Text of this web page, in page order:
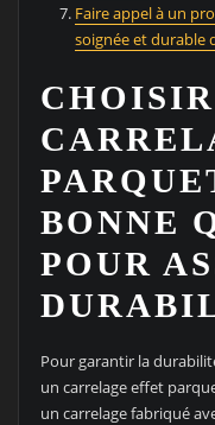
Faire appel à un
soignée et durable
BONNE
POUR
Pour garantir la
un carrelage effet
un carrelage fabriqué